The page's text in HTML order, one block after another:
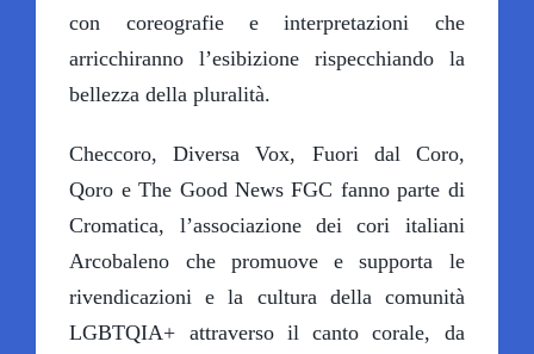
con coreografie e interpretazioni che
arricchiranno l’esibizione rispecchiando la
bellezza della pluralità.
Checcoro, Diversa Vox, Fuori dal Coro,
Qoro e The Good News FGC fanno parte di
Cromatica, l’associazione dei cori italiani
Arcobaleno che promuove e supporta le
rivendicazioni e la cultura della comunità
LGBTQIA+ attraverso il canto corale, da